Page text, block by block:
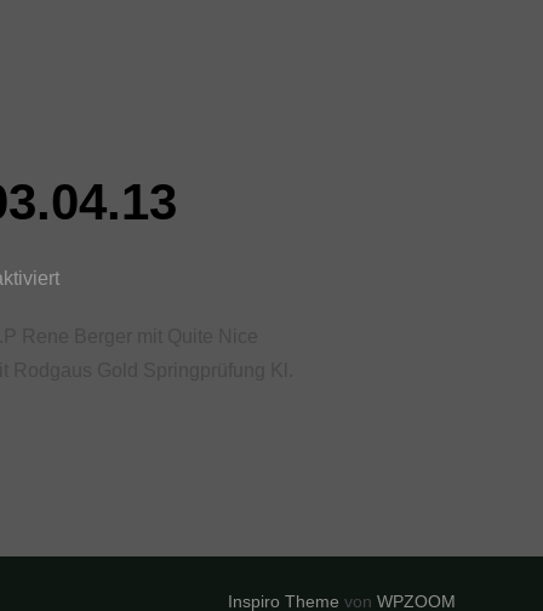
Inspiro Theme von WPZOOM